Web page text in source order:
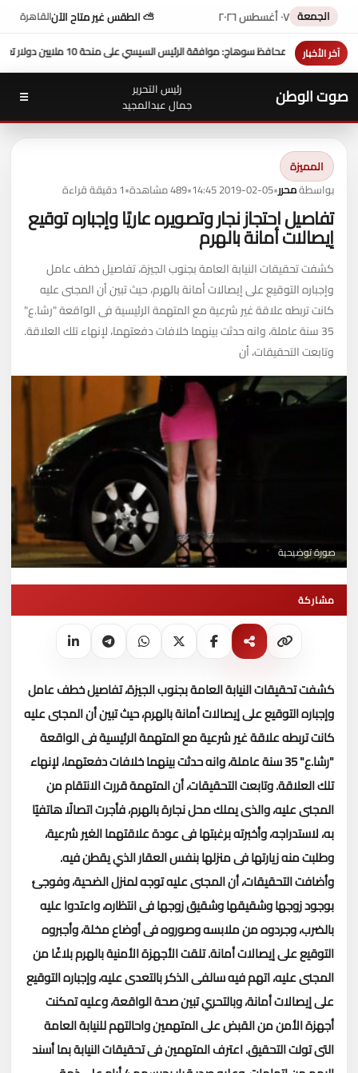
الجمعة ٠٧ أغسطس ٢٠٢٦ ⛅ الطقس غير متاح الآنالقاهرة
آخر الأخبار
بمشاركة محافظ منحة 10 ملايين دولار تعزز التنمية بالمحافظة
صوت الوطن
رئيس التحرير
جمال عبدالمجيد
☰
المميزة
بواسطةمحرر•
2019-02-05 14:45
•489 مشاهدة •1 دقيقة قراءة
تفاصيل احتجاز نجار وتصويره عاريًا وإجباره توقيع
إيصالات أمانة بالهرم
كشفت تحقيقات النيابة العامة بجنوب الجيزة، تفاصيل خطف عامل
وإجباره التوقيع على إيصالات أمانة بالهرم، حيث تبين أن المجنى عليه
كانت تربطه علاقة غير شرعية مع المتهمة الرئيسية فى الواقعة "رشا.ع"
35 سنة عاملة، وانه حدثت بينهما خلافات دفعتهما، لإنهاء تلك العلاقة.
وتابعت التحقيقات، أن
صورة توضيحية
مشاركة
كشفت تحقيقات النيابة العامة بجنوب الجيزة، تفاصيل خطف عامل
وإجباره التوقيع على إيصالات أمانة بالهرم، حيث تبين أن المجنى عليه
كانت تربطه علاقة غير شرعية مع المتهمة الرئيسية فى الواقعة
"رشا.ع" 35 سنة عاملة، وانه حدثت بينهما خلافات دفعتهما، لإنهاء
تلك العلاقة.وتابعت التحقيقات، أن المتهمة قررت الانتقام من
المجنى عليه، والذى يملك محل نجارة بالهرم، فأجرت اتصالًا هاتفيًا
به، لاستدراجه، وأخبرته برغبتها فى عودة علاقتهما الغير شرعية،
وطلبت منه زيارتها فى منزلها بنفس العقار الذي يقطن فيه.
وأضافت التحقيقات، أن المجنى عليه توجه لمنزل الضحية، وفوجئ
بوجود زوجها وشقيقها وشقيق زوجها فى انتظاره، واعتدوا عليه
بالضرب، وجردوه من ملابسه وصوروه فى أوضاع مخلة، وأجبروه
التوقيع على إيصالات أمانة.تلقت الأجهزة الأمنية بالهرم بلاغًا من
المجنى عليه، اتهم فيه سالفى الذكر بالتعدى عليه، وإجباره التوقيع
على إيصالات أمانة، وبالتحري تبين صحة الواقعة، وعليه تمكنت
أجهزة الأمن من القبض على المتهمين واحالتهم للنيابة العامة
التى تولت التحقيق.اعترف المتهمين فى تحقيقات النيابة بما أسند